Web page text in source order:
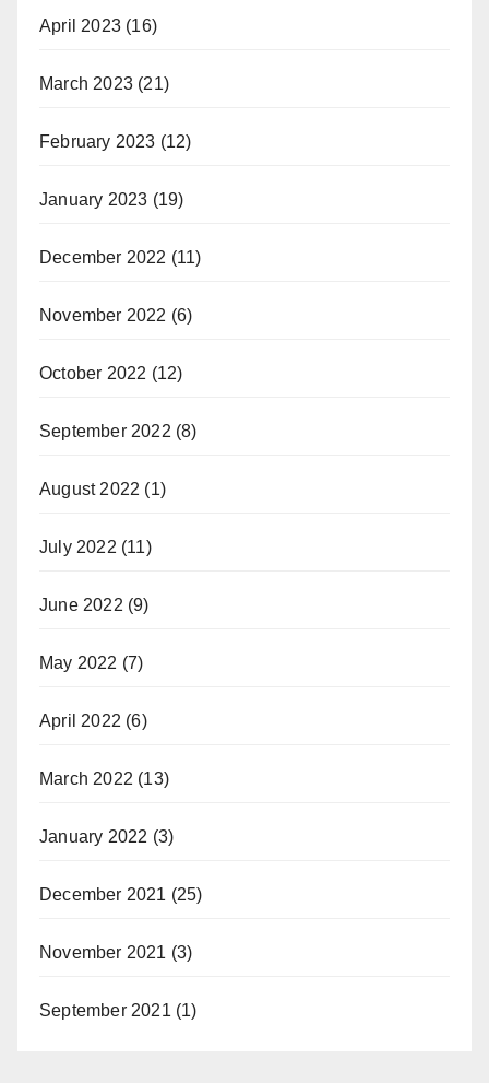
April 2023 (16)
March 2023 (21)
February 2023 (12)
January 2023 (19)
December 2022 (11)
November 2022 (6)
October 2022 (12)
September 2022 (8)
August 2022 (1)
July 2022 (11)
June 2022 (9)
May 2022 (7)
April 2022 (6)
March 2022 (13)
January 2022 (3)
December 2021 (25)
November 2021 (3)
September 2021 (1)